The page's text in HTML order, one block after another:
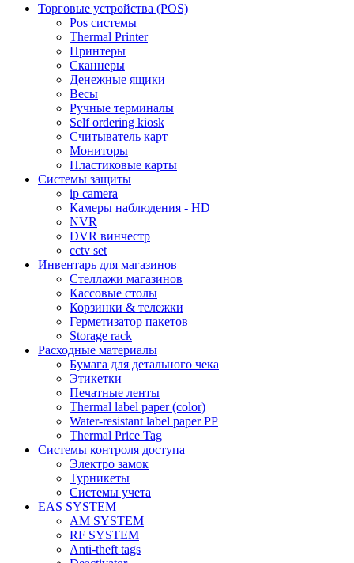
Торговые устройства (POS)
Pos системы
Thermal Printer
Принтеры
Сканнеры
Денежные ящики
Весы
Ручные терминалы
Self ordering kiosk
Считыватель карт
Мониторы
Пластиковые карты
Cистемы защиты
ip camera
Камеры наблюдения - HD
NVR
DVR винчестр
cctv set
Инвентарь для магазинов
Стеллажи магазинов
Кассовые столы
Корзинки & тележки
Герметизатор пакетов
Storage rack
Расходные материалы
Бумага для детального чека
Этикетки
Печатные ленты
Thermal label paper (color)
Water-resistant label paper PP
Thermal Price Tag
Системы контроля доступа
Электро замок
Турникеты
Cистемы учета
EAS SYSTEM
AM SYSTEM
RF SYSTEM
Anti-theft tags